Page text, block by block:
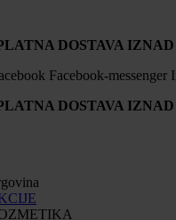
DOSTAVA IZNAD
Facebook-messenger
DOSTAVA IZNAD